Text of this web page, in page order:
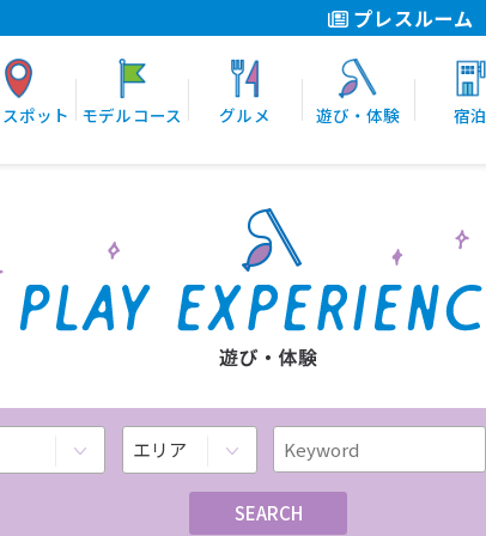
プレスルーム
ポット モデルコース グルメ 遊び・体験 宿泊